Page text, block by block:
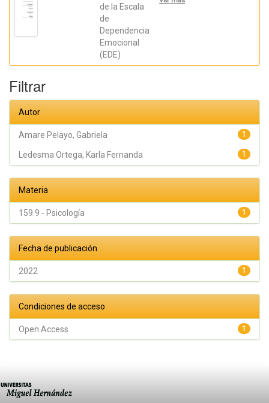
de la Escala
de
Dependencia
Emocional
(EDE)
Amare Pelayo,
Filtrar
Autor
1
Amare Pelayo, Gabriela
1
Ledesma Ortega, Karla Fernanda
Materia
1
159.9 - Psicología
Fecha de publicación
1
2022
Condiciones de acceso
1
Open Access